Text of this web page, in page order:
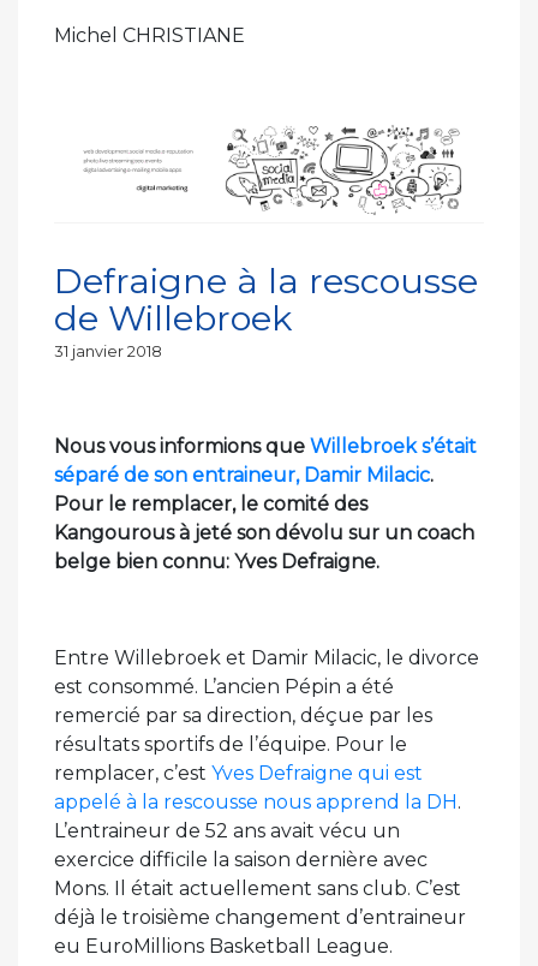
Michel CHRISTIANE
Defraigne à la rescousse
de Willebroek
Publié
31 janvier 2018
Nous vous informions que Willebroek s’était
séparé de son entraineur, Damir Milacic.
Pour le remplacer, le comité des
Kangourous à jeté son dévolu sur un coach
belge bien connu: Yves Defraigne.
Entre Willebroek et Damir Milacic, le divorce
est consommé. L’ancien Pépin a été
remercié par sa direction, déçue par les
résultats sportifs de l’équipe. Pour le
remplacer, c’est Yves Defraigne qui est
appelé à la rescousse nous apprend la DH .
L’entraineur de 52 ans avait vécu un
exercice difficile la saison dernière avec
Mons. Il était actuellement sans club. C’est
déjà le troisième changement d’entraineur
eu EuroMillions Basketball League.